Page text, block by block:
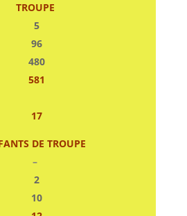
TROUPE
5
96
480
581
17
DE TROUPE
–
2
10